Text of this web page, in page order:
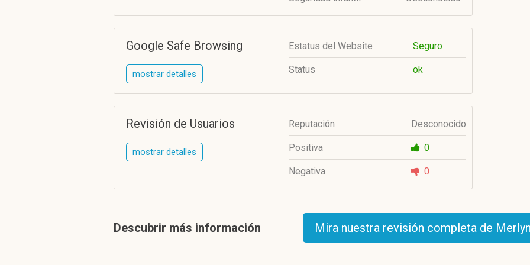
Google Safe Browsing
mostrar detalles
Estatus del Website Seguro
Status ok
Revisión de Usuarios
mostrar detalles
Reputación Desconocido
Positiva 0
Negativa 0
Descubrir más información Mira nuestra revisión completa de